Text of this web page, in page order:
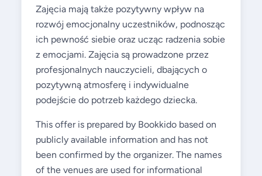
Zajęcia mają także pozytywny wpływ na
rozwój emocjonalny uczestników, podnosząc
ich pewność siebie oraz ucząc radzenia sobie
z emocjami. Zajęcia są prowadzone przez
profesjonalnych nauczycieli, dbających o
pozytywną atmosferę i indywidualne
podejście do potrzeb każdego dziecka.
This offer is prepared by Bookkido based on
publicly available information and has not
been confirmed by the organizer. The names
of the venues are used for informational